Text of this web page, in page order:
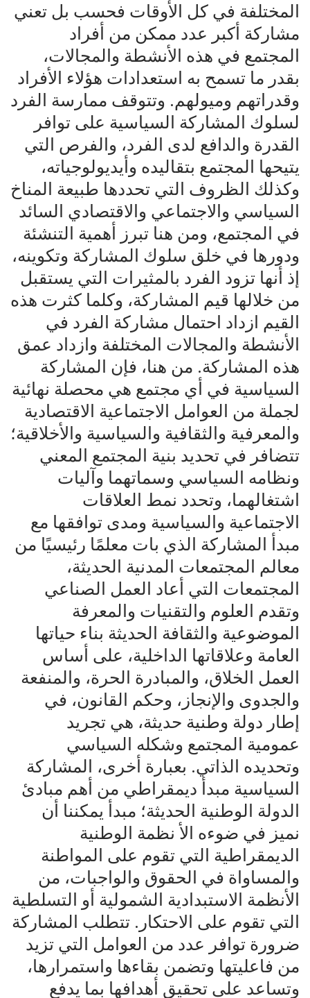
المختلفة في كل الأوقات فحسب بل تعني
مشاركة أكبر عدد ممكن من أفراد
المجتمع في هذه الأنشطة والمجالات،
بقدر ما تسمح به استعدادات هؤلاء الأفراد
وقدراتهم وميولهم. وتتوقف ممارسة الفرد
لسلوك المشاركة السياسية على توافر
القدرة والدافع لدى الفرد، والفرص التي
يتيحها المجتمع بتقاليده وأيديولوجياته،
وكذلك الظروف التي تحددها طبيعة المناخ
السياسي والاجتماعي والاقتصادي السائد
في المجتمع، ومن هنا تبرز أهمية التنشئة
ودورها في خلق سلوك المشاركة وتكوينه،
إذ أنها تزود الفرد بالمثيرات التي يستقبل
من خلالها قيم المشاركة، وكلما كثرت هذه
القيم ازداد احتمال مشاركة الفرد في
الأنشطة والمجالات المختلفة وازداد عمق
هذه المشاركة. من هنا، فإن المشاركة
السياسية في أي مجتمع هي محصلة نهائية
لجملة من العوامل الاجتماعية الاقتصادية
والمعرفية والثقافية والسياسية والأخلاقية؛
تتضافر في تحديد بنية المجتمع المعني
ونظامه السياسي وسماتهما وآليات
اشتغالهما، وتحدد نمط العلاقات
الاجتماعية والسياسية ومدى توافقها مع
مبدأ المشاركة الذي بات معلمًا رئيسيًا من
معالم المجتمعات المدنية الحديثة،
المجتمعات التي أعاد العمل الصناعي
وتقدم العلوم والتقنيات والمعرفة
الموضوعية والثقافة الحديثة بناء حياتها
العامة وعلاقاتها الداخلية، على أساس
العمل الخلاق، والمبادرة الحرة، والمنفعة
والجدوى والإنجاز، وحكم القانون، في
إطار دولة وطنية حديثة، هي تجريد
عمومية المجتمع وشكله السياسي
وتحديده الذاتي. بعبارة أخرى، المشاركة
السياسية مبدأ ديمقراطي من أهم مبادئ
الدولة الوطنية الحديثة؛ مبدأ يمكننا أن
نميز في ضوءه الأ نظمة الوطنية
الديمقراطية التي تقوم على المواطنة
والمساواة في الحقوق والواجبات، من
الأنظمة الاستبدادية الشمولية أو التسلطية
التي تقوم على الاحتكار. تتطلب المشاركة
ضرورة توافر عدد من العوامل التي تزيد
من فاعليتها وتضمن بقاءها واستمرارها،
وتساعد على تحقيق أهدافها بما يدفع